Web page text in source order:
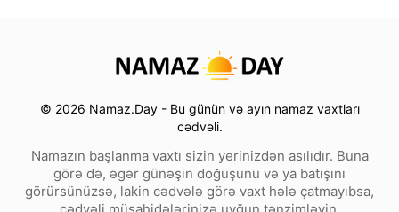
© 2026 Namaz.Day - Bu günün və ayın namaz vaxtları
cədvəli.
Namazın başlanma vaxtı sizin yerinizdən asılıdır. Buna
görə də, əgər günəşin doğuşunu və ya batışını
görürsünüzsə, lakin cədvələ görə vaxt hələ çatmayıbsa,